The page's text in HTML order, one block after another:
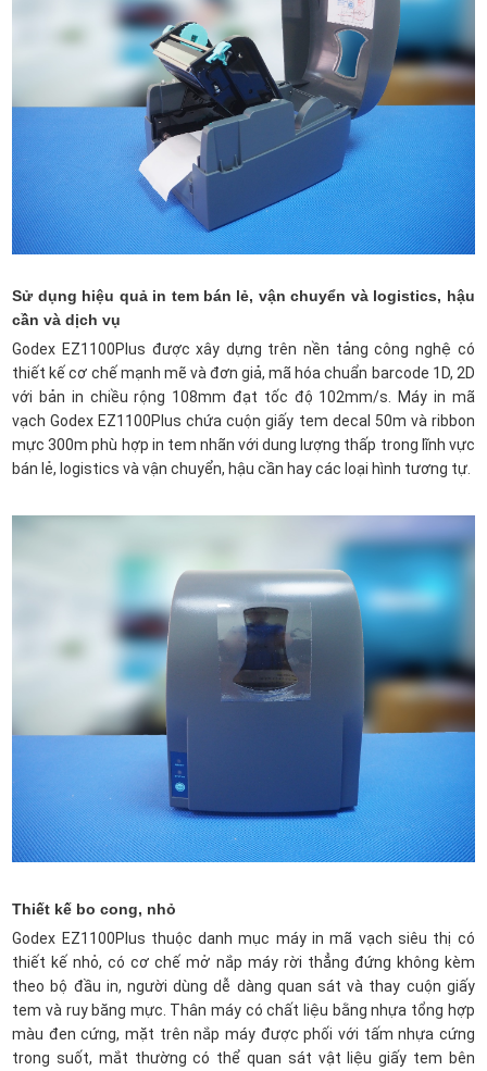
Sử dụng hiệu quả in tem bán lẻ, vận chuyển và logistics, hậu
cần và dịch vụ
Godex EZ1100Plus được xây dựng trên nền tảng công nghệ có
thiết kế cơ chế mạnh mẽ và đơn giả, mã hóa chuẩn barcode 1D, 2D
với bản in chiều rộng 108mm đạt tốc độ 102mm/s. Máy in mã
vạch Godex EZ1100Plus chứa cuộn giấy tem decal 50m và ribbon
mực 300m phù hợp in tem nhãn với dung lượng thấp trong lĩnh vực
bán lẻ, logistics và vận chuyển, hậu cần hay các loại hình tương tự.
Thiết kế bo cong, nhỏ
Godex EZ1100Plus thuộc danh mục máy in mã vạch siêu thị có
thiết kế nhỏ, có cơ chế mở nắp máy rời thẳng đứng không kèm
theo bộ đầu in, người dùng dễ dàng quan sát và thay cuộn giấy
tem và ruy băng mực. Thân máy có chất liệu bằng nhựa tổng hợp
màu đen cứng, mặt trên nắp máy được phối với tấm nhựa cứng
trong suốt, mắt thường có thể quan sát vật liệu giấy tem bên